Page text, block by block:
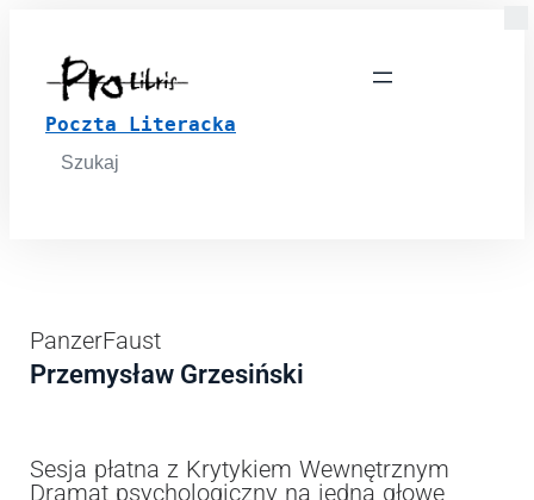
Poczta Literacka
Search
for:
PanzerFaust
Przemysław Grzesiński
Sesja płatna z Krytykiem Wewnętrznym
Dramat psychologiczny na jedną głowę